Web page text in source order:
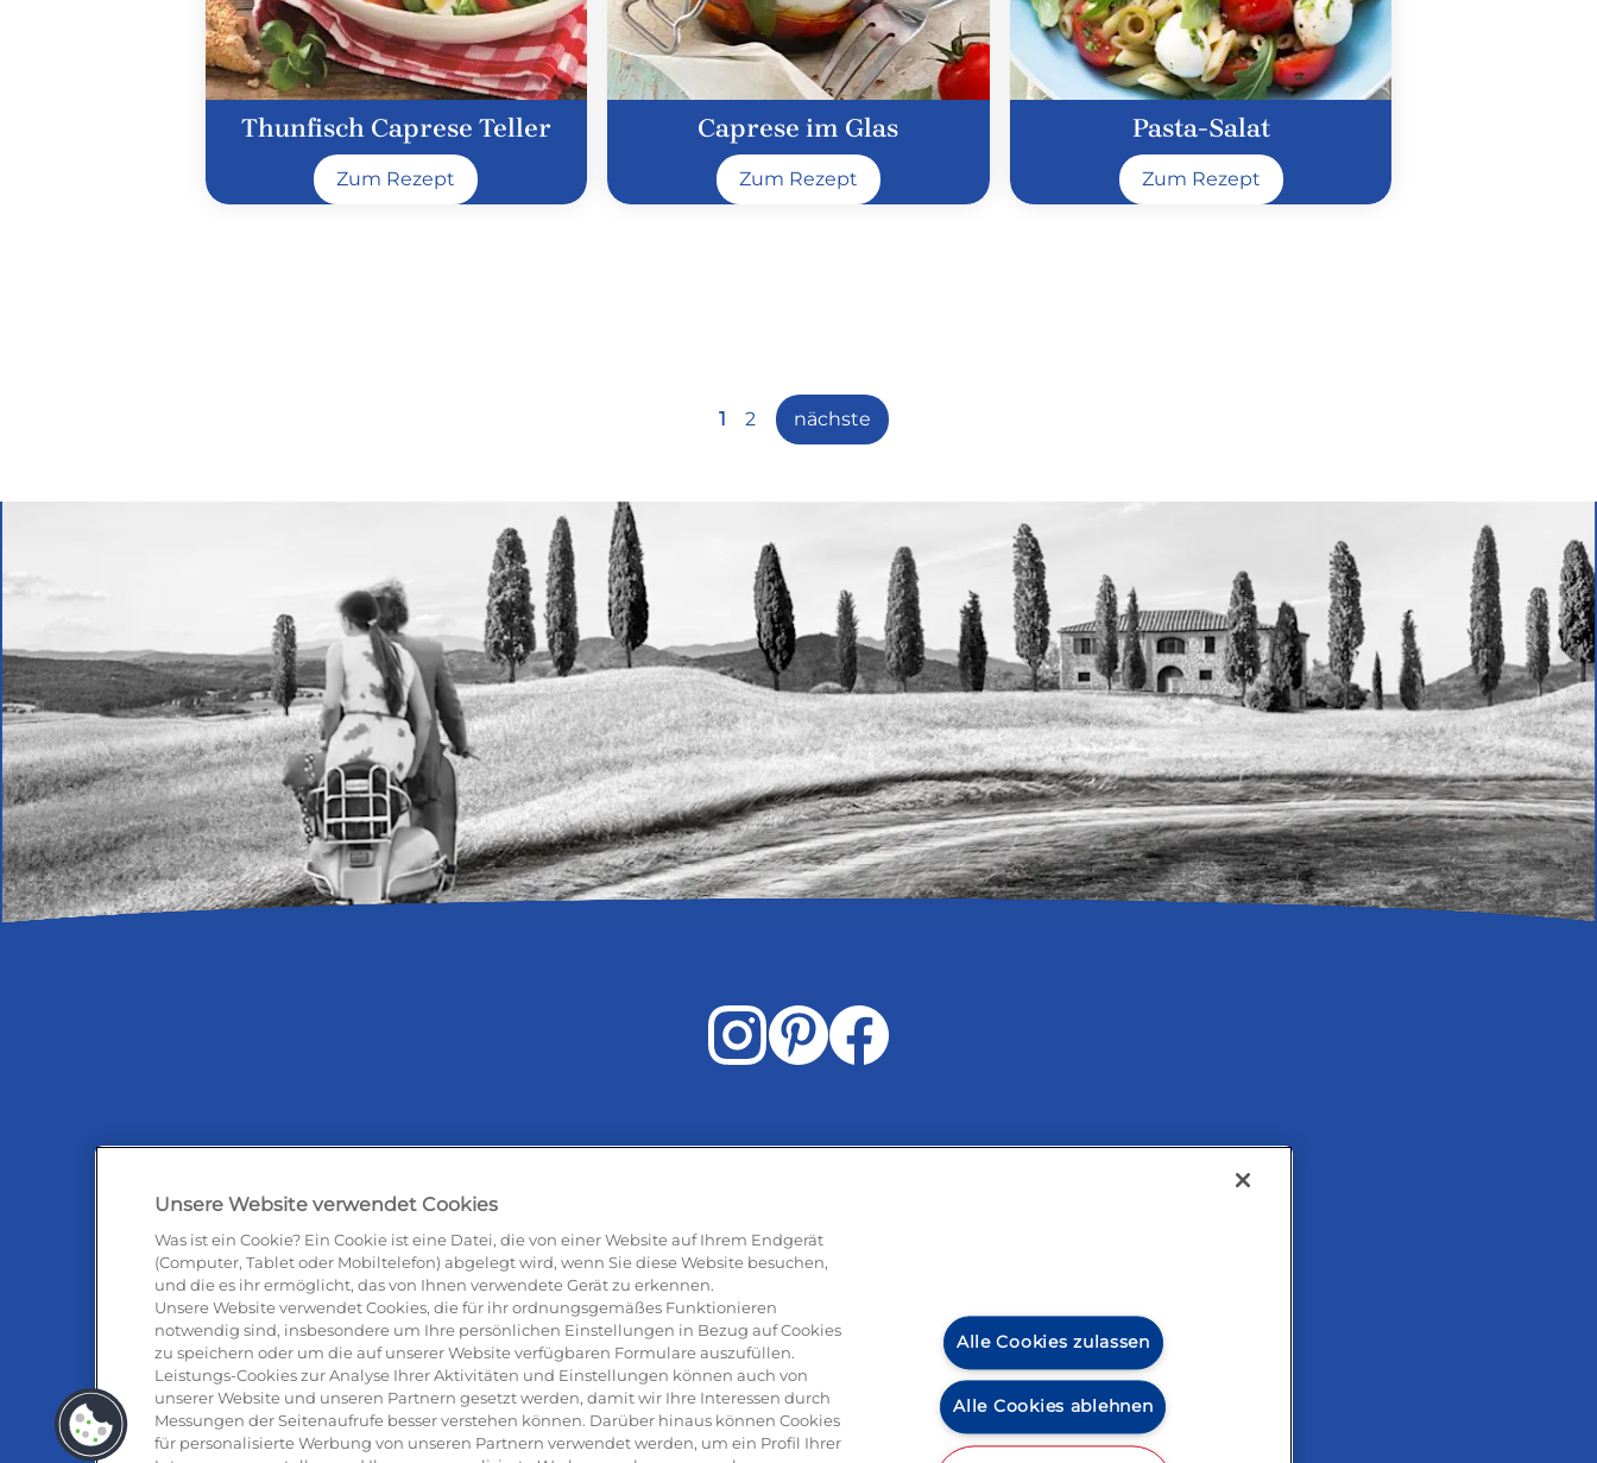
Thunfisch Caprese Teller
Zum Rezept
Caprese im Glas
Zum Rezept
Pasta-Salat
Zum Rezept
1 2 nächste
AntipastiPizzaPasta & aufläufe
Unsere Website verwendet Cookies
Was ist ein Cookie? Ein Cookie ist eine Datei, die von einer Website auf Ihrem Endgerät
(Computer, Tablet oder Mobiltelefon) abgelegt wird, wenn Sie diese Website besuchen,
und die es ihr ermöglicht, das von Ihnen verwendete Gerät zu erkennen.
Unsere Website verwendet Cookies, die für ihr ordnungsgemäßes Funktionieren
notwendig sind, insbesondere um Ihre persönlichen Einstellungen in Bezug auf Cookies
zu speichern oder um die auf unserer Website verfügbaren Formulare auszufüllen.
Leistungs-Cookies zur Analyse Ihrer Aktivitäten und Einstellungen können auch von
unserer Website und unseren Partnern gesetzt werden, damit wir Ihre Interessen durch
Messungen der Seitenaufrufe besser verstehen können. Darüber hinaus können Cookies
für personalisierte Werbung von unseren Partnern verwendet werden, um ein Profil Ihrer
Alle Cookies zulassen
Alle Cookies ablehnen